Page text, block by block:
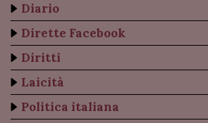
Diario
Dirette Facebook
Diritti
Laicità
Politica italiana